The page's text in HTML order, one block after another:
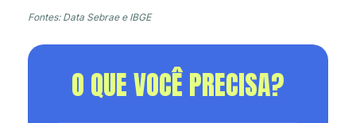
Fontes: Data Sebrae e IBGE
O QUE VOCÊ PRECISA?